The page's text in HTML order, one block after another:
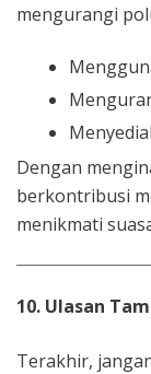
mengurangi
Dengan
berkontribusi
menikmati
10. Ulasan
Terakhir,